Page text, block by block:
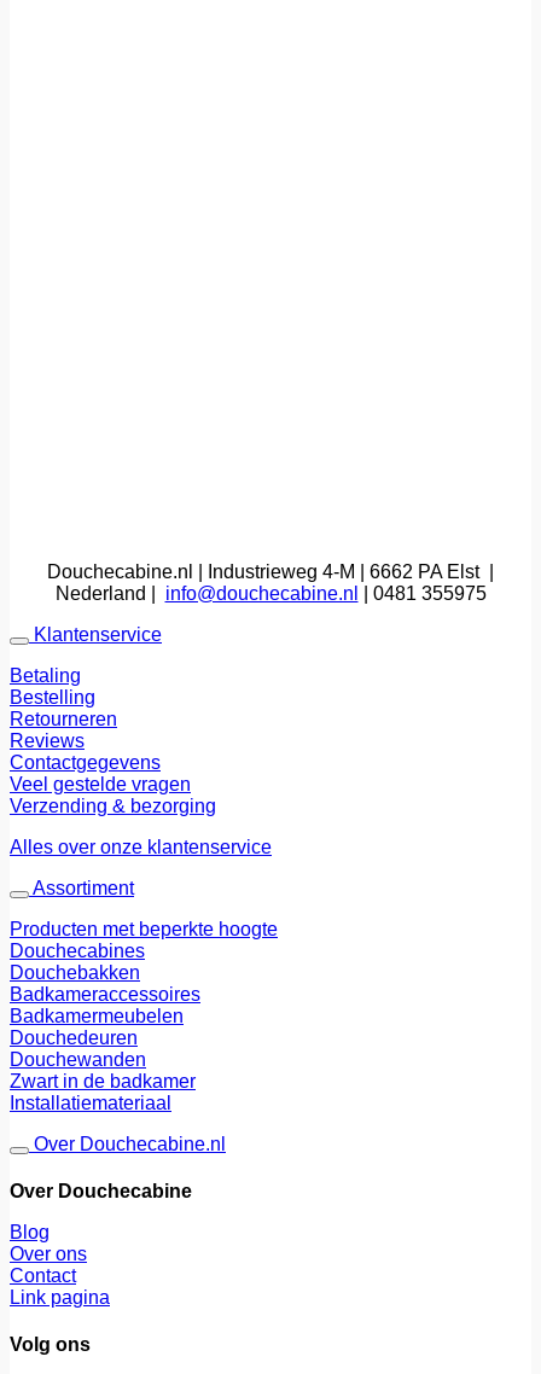
Douchecabine.nl | Industrieweg 4-M | 6662 PA Elst |
Nederland | info@douchecabine.nl
| 0481 355975
Klantenservice
Betaling
Bestelling
Retourneren
Reviews
Contactgegevens
Veel gestelde vragen
Verzending & bezorging
Alles over onze klantenservice
Assortiment
Producten met beperkte hoogte
Douchecabines
Douchebakken
Badkameraccessoires
Badkamermeubelen
Douchedeuren
Douchewanden
Zwart in de badkamer
Installatiemateriaal
Over Douchecabine.nl
Over Douchecabine
Blog
Over ons
Contact
Link pagina
Volg ons